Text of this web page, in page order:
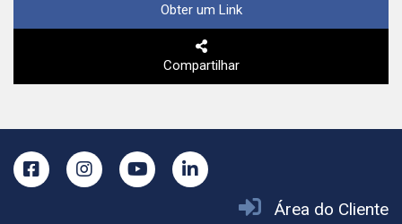
Obter um Link
Compartilhar
Área do Cliente